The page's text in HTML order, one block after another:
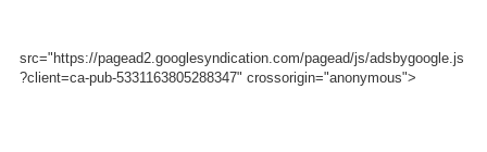
src="https://pagead2.googlesyndication.com/pagead/js/adsbygoogle.js
?client=ca-pub-5331163805288347" crossorigin="anonymous">